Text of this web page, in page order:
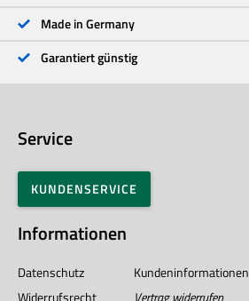
Made in Germany
Garantiert günstig
Service
KUNDENSERVICE
Informationen
Datenschutz
Kundeninformationen
Widerrufsrecht
Vertrag widerrufen